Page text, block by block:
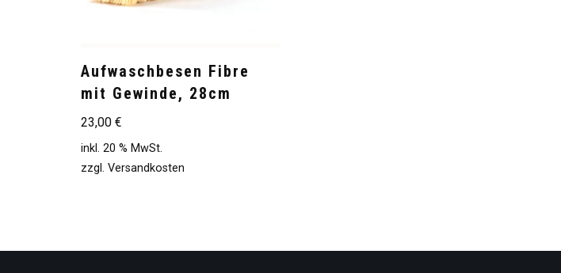
Aufwaschbesen Fibre
mit Gewinde, 28cm
23,00 €
inkl. 20 % MwSt.
zzgl. Versandkosten